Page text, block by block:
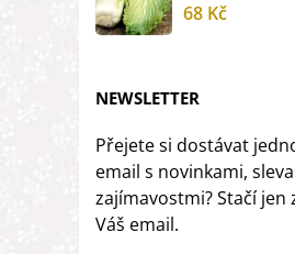
68 Kč
NEWSLETTER
Přejete si dostávat
email s novinkami,
zajímavostmi? Stačí jen
Váš email.